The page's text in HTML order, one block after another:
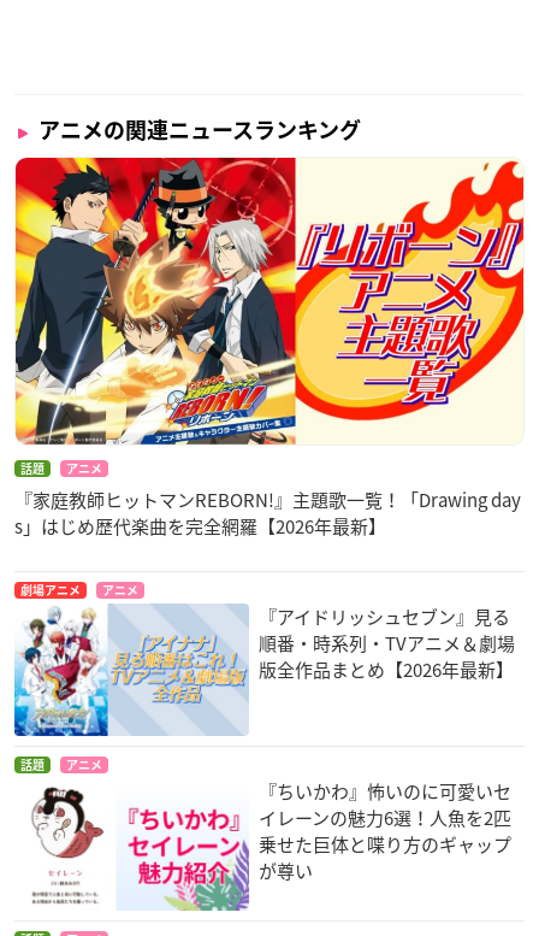
アニメの関連ニュースランキング
話題 アニメ
『家庭教師ヒットマンREBORN!』主題歌一覧！「Drawing day
s」はじめ歴代楽曲を完全網羅【2026年最新】
劇場アニメ アニメ
『アイドリッシュセブン』見る
順番・時系列・TVアニメ＆劇場
版全作品まとめ【2026年最新】
話題 アニメ
『ちいかわ』怖いのに可愛いセ
イレーンの魅力6選！人魚を2匹
乗せた巨体と喋り方のギャップ
が尊い